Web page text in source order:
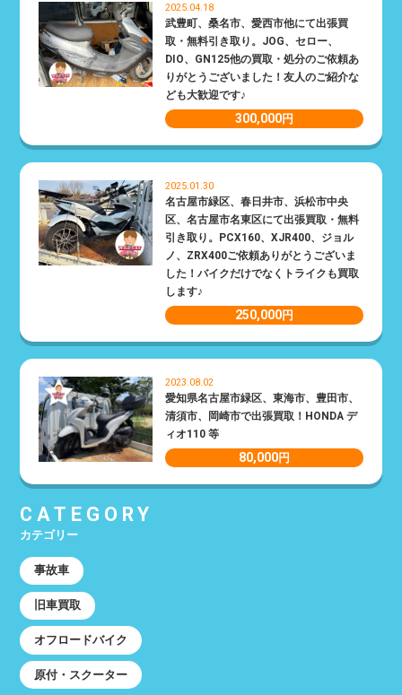
2025.04.18
武豊町、桑名市、愛西市他にて出張買
取・無料引き取り。JOG、セロー、
DIO、GN125他の買取・処分のご依頼あ
りがとうございました！友人のご紹介な
ども大歓迎です♪
300,000円
2025.01.30
名古屋市緑区、春日井市、浜松市中央
区、名古屋市名東区にて出張買取・無料
引き取り。PCX160、XJR400、ジョル
ノ、ZRX400ご依頼ありがとうございま
した！バイクだけでなくトライクも買取
します♪
250,000円
2023.08.02
愛知県名古屋市緑区、東海市、豊田市、
清須市、岡崎市で出張買取！HONDA デ
ィオ110 等
80,000円
CATEGORY
カテゴリー
事故車
旧車買取
オフロードバイク
原付・スクーター